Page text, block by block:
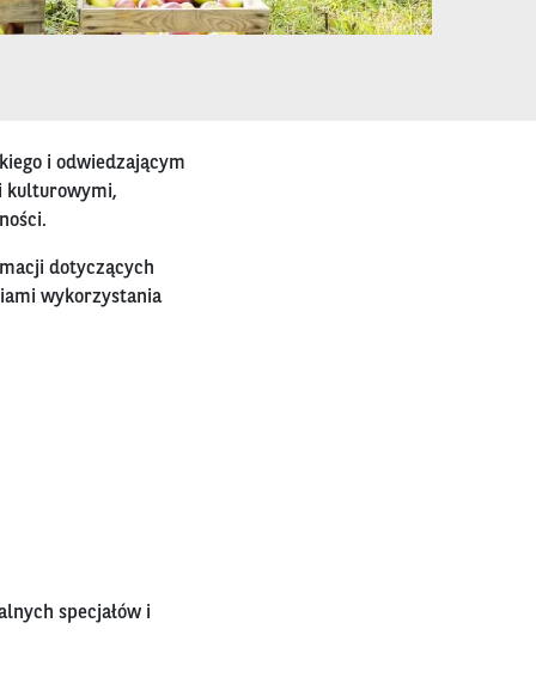
i odwiedzającym
kulturowymi,
dotyczących
wykorzystania
specjałów i